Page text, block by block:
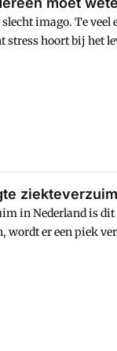
slecht imago. Te
stress hoort bij het
in Nederland is dit
wordt er een piek